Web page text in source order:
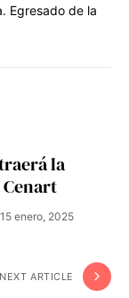
Egresado de la
la
15 enero, 2025
NEXT ARTICLE